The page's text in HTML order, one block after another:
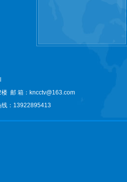
楼 邮 箱：kncctv@163.com
：13922895413